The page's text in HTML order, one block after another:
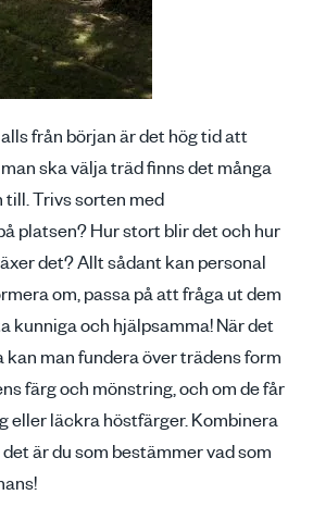
från början är det hög tid att
ska välja träd finns det många
till. Trivs sorten med
platsen? Hur stort blir det och hur
det? Allt sådant kan personal
om, passa på att fråga ut dem
kunniga och hjälpsamma! När det
man fundera över trädens form
färg och mönstring, och om de får
eller läckra höstfärger. Kombinera
är du som bestämmer vad som